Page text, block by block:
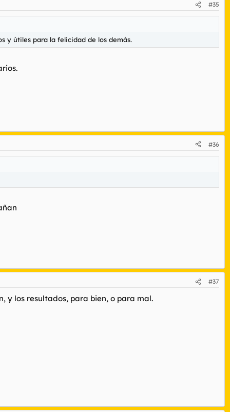
#35
y útiles para la felicidad de los demás.
#36
#37
y los resultados, para bien, o para mal.